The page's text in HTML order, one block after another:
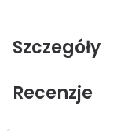
Szczegóły
Recenzje